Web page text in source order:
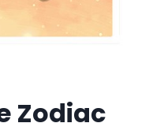
Zodiac